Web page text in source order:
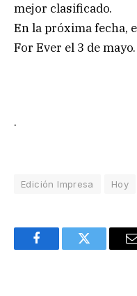
mejor clasificado.
En la próxima fecha,
For Ever el 3 de mayo.
.
Edición Impresa Hoy
FacebookTwitter